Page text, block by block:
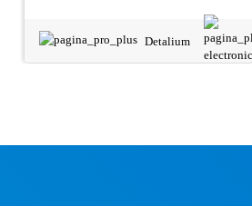
Detalium